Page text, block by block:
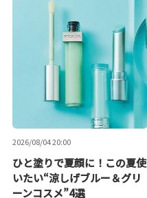
2026/08/04 20:00
ひと塗りで夏顔に！この夏使
いたい“涼しげブルー＆グリ
ーンコスメ”4選